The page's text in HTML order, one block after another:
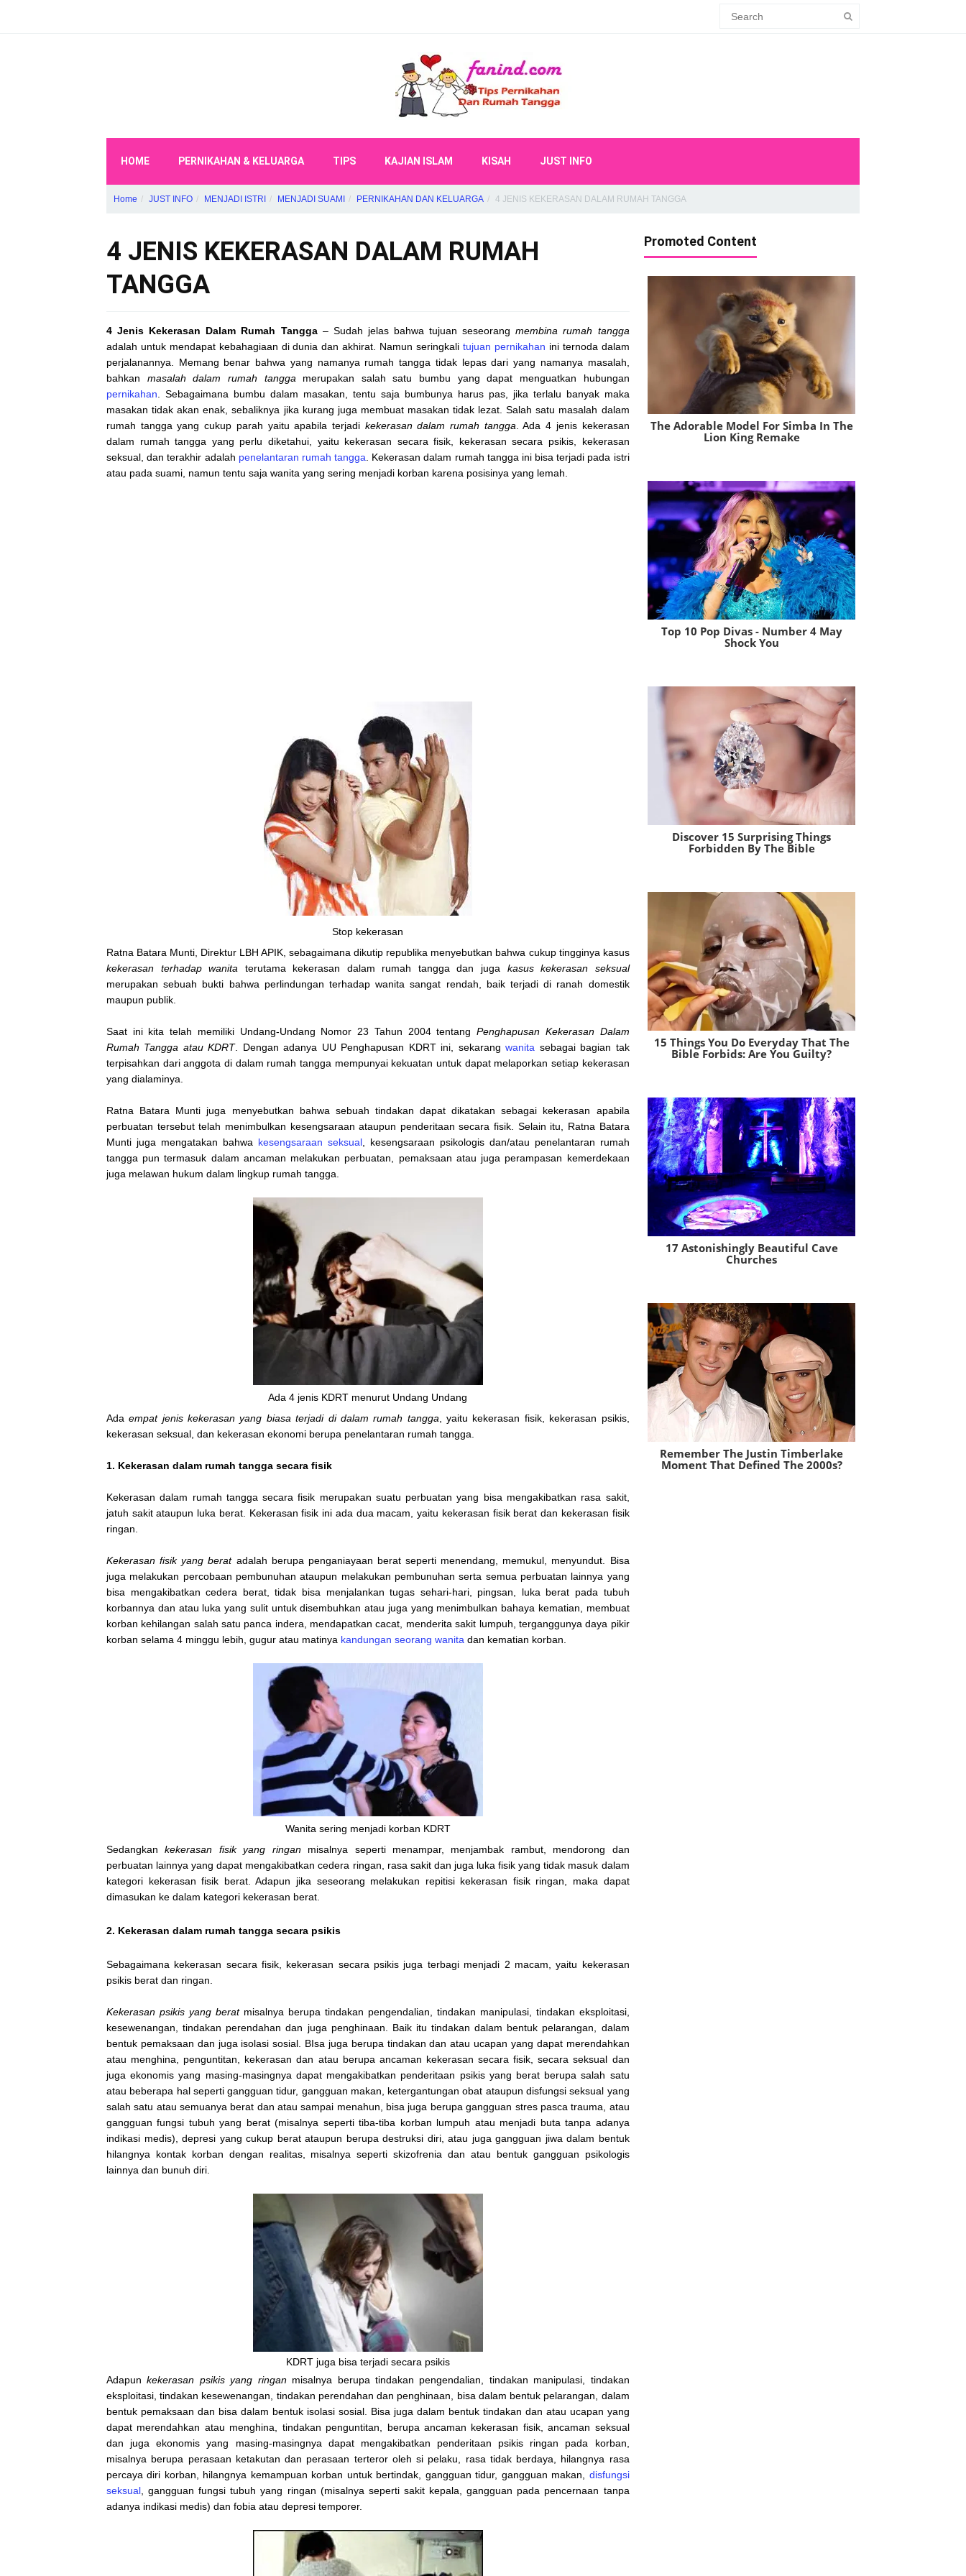
HOME PERNIKAHAN & KELUARGA TIPS KAJIAN ISLAM KISAH JUST INFO
Home JUST INFO MENJADI ISTRI MENJADI SUAMI PERNIKAHAN DAN KELUARGA 4 JENIS KEKERASAN DALAM RUMAH TANGGA
4 JENIS KEKERASAN DALAM RUMAH
TANGGA
4 Jenis Kekerasan Dalam Rumah Tangga– Sudah jelas bahwa tujuan seseorangmembina rumah tangga
adalah untuk mendapat kebahagiaan di dunia dan akhirat. Namun seringkali tujuan pernikahan ini ternoda dalam
perjalanannya. Memang benar bahwa yang namanya rumah tangga tidak lepas dari yang namanya masalah,
bahkan masalah dalam rumah tangga merupakan salah satu bumbu yang dapat menguatkan hubungan
pernikahan . Sebagaimana bumbu dalam masakan, tentu saja bumbunya harus pas, jika terlalu banyak maka
masakan tidak akan enak, sebaliknya jika kurang juga membuat masakan tidak lezat. Salah satu masalah dalam
rumah tangga yang cukup parah yaitu apabila terjadi kekerasan dalam rumah tangga . Ada 4 jenis kekerasan
dalam rumah tangga yang perlu diketahui, yaitu kekerasan secara fisik, kekerasan secara psikis, kekerasan
seksual, dan terakhir adalah penelantaran rumah tangga . Kekerasan dalam rumah tangga ini bisa terjadi pada istri
atau pada suami, namun tentu saja wanita yang sering menjadi korban karena posisinya yang lemah.
Stop kekerasan
Ratna Batara Munti, Direktur LBH APIK, sebagaimana dikutip republika menyebutkan bahwa cukup tingginya kasus
kekerasan terhadapwanita terutama kekerasan dalam rumah tangga dan juga kasuskekerasan seksual
merupakan sebuah bukti bahwa perlindungan terhadap wanita sangat rendah, baik terjadi di ranah domestik
maupun publik.
Saat ini kita telah memiliki Undang-Undang Nomor 23 Tahun 2004 tentangPenghapusan Kekerasan Dalam
Rumah Tangga atau KDRT. Dengan adanya UU Penghapusan KDRT ini, sekarangwanita sebagai bagian tak
terpisahkan dari anggota di dalam rumah tangga mempunyai kekuatan untuk dapat melaporkan setiap kekerasan
yang dialaminya.
Ratna Batara Munti juga menyebutkan bahwa sebuah tindakan dapat dikatakan sebagai kekerasan apabila
perbuatan tersebut telah menimbulkan kesengsaraan ataupun penderitaan secara fisik. Selain itu, Ratna Batara
Munti juga mengatakan bahwa kesengsaraan seksual, kesengsaraan psikologis dan/atau penelantaran rumah
tangga pun termasuk dalam ancaman melakukan perbuatan, pemaksaan atau juga perampasan kemerdekaan
juga melawan hukum dalam lingkup rumah tangga.
Ada 4 jenis KDRT menurut Undang Undang
Adaempat jenis kekerasan yang biasa terjadi di dalam rumah tangga , yaitu kekerasan fisik, kekerasan psikis,
kekerasan seksual, dan kekerasan ekonomi berupa penelantaran rumah tangga.
1. Kekerasan dalam rumah tangga secara fisik
Kekerasan dalam rumah tangga secara fisik merupakan suatu perbuatan yang bisa mengakibatkan rasa sakit,
jatuh sakit ataupun luka berat. Kekerasan fisik ini ada dua macam, yaitu kekerasan fisik berat dan kekerasan fisik
ringan.
Kekerasan fisik yang beratadalah berupa penganiayaan berat seperti menendang, memukul, menyundut. Bisa
juga melakukan percobaan pembunuhan ataupun melakukan pembunuhan serta semua perbuatan lainnya yang
bisa mengakibatkan cedera berat, tidak bisa menjalankan tugas sehari-hari, pingsan, luka berat pada tubuh
korbannya dan atau luka yang sulit untuk disembuhkan atau juga yang menimbulkan bahaya kematian, membuat
korban kehilangan salah satu panca indera, mendapatkan cacat, menderita sakit lumpuh, terganggunya daya pikir
korban selama 4 minggu lebih, gugur atau matinya kandungan seorang wanita dan kematian korban.
Wanita sering menjadi korban KDRT
Sedangkankekerasan fisik yang ringanmisalnya seperti menampar, menjambak rambut, mendorong dan
perbuatan lainnya yang dapat mengakibatkan cedera ringan, rasa sakit dan juga luka fisik yang tidak masuk dalam
kategori kekerasan fisik berat. Adapun jika seseorang melakukan repitisi kekerasan fisik ringan, maka dapat
dimasukan ke dalam kategori kekerasan berat.
2. Kekerasan dalam rumah tangga secara psikis
Sebagaimana kekerasan secara fisik, kekerasan secara psikis juga terbagi menjadi 2 macam, yaitu kekerasan
psikis berat dan ringan.
Kekerasan psikis yang beratmisalnya berupa tindakan pengendalian, tindakan manipulasi, tindakan eksploitasi,
kesewenangan, tindakan perendahan dan juga penghinaan. Baik itu tindakan dalam bentuk pelarangan, dalam
bentuk pemaksaan dan juga isolasi sosial. BIsa juga berupa tindakan dan atau ucapan yang dapat merendahkan
atau menghina, penguntitan, kekerasan dan atau berupa ancaman kekerasan secara fisik, secara seksual dan
juga ekonomis yang masing-masingnya dapat mengakibatkan penderitaan psikis yang berat berupa salah satu
atau beberapa hal seperti gangguan tidur, gangguan makan, ketergantungan obat ataupun disfungsi seksual yang
salah satu atau semuanya berat dan atau sampai menahun, bisa juga berupa gangguan stres pasca trauma, atau
gangguan fungsi tubuh yang berat (misalnya seperti tiba-tiba korban lumpuh atau menjadi buta tanpa adanya
indikasi medis), depresi yang cukup berat ataupun berupa destruksi diri, atau juga gangguan jiwa dalam bentuk
hilangnya kontak korban dengan realitas, misalnya seperti skizofrenia dan atau bentuk gangguan psikologis
lainnya dan bunuh diri.
KDRT juga bisa terjadi secara psikis
Adapunkekerasan psikis yang ringanmisalnya berupa tindakan pengendalian, tindakan manipulasi, tindakan
eksploitasi, tindakan kesewenangan, tindakan perendahan dan penghinaan, bisa dalam bentuk pelarangan, dalam
bentuk pemaksaan dan bisa dalam bentuk isolasi sosial. Bisa juga dalam bentuk tindakan dan atau ucapan yang
dapat merendahkan atau menghina, tindakan penguntitan, berupa ancaman kekerasan fisik, ancaman seksual
dan juga ekonomis yang masing-masingnya dapat mengakibatkan penderitaan psikis ringan pada korban,
misalnya berupa perasaan ketakutan dan perasaan terteror oleh si pelaku, rasa tidak berdaya, hilangnya rasa
percaya diri korban, hilangnya kemampuan korban untuk bertindak, gangguan tidur, gangguan makan, disfungsi
seksual , gangguan fungsi tubuh yang ringan (misalnya seperti sakit kepala, gangguan pada pencernaan tanpa
adanya indikasi medis) dan fobia atau depresi temporer.
Promoted Content
The Adorable Model For Simba In The
Lion King Remake
Top 10 Pop Divas - Number 4 May
Shock You
Discover 15 Surprising Things
Forbidden By The Bible
15 Things You Do Everyday That The
Bible Forbids: Are You Guilty?
17 Astonishingly Beautiful Cave
Churches
Remember The Justin Timberlake
Moment That Defined The 2000s?